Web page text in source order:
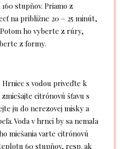
stupňov. Priamo z
na približne 20 – 25 minút,
ho vyberte z rúry,
z formy.
s vodou priveďte k
citrónovú šťavu s
ju do nerezovej misky a
Voda v hrnci by sa nemala
miešania varte citrónovú
60 stupňov, resp. ak